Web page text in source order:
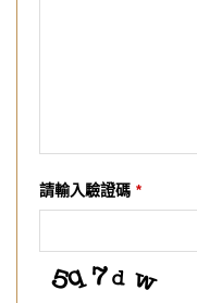
Company
Name *
請輸入驗證碼 *